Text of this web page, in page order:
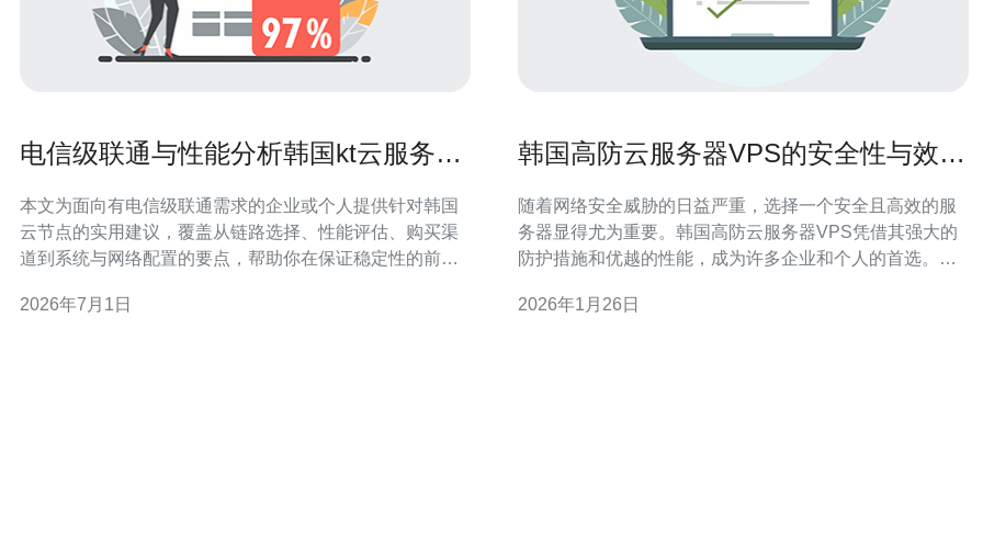
电信级联通与性能分析韩国kt云服务器
本文为面向有电信级联通需求的企业或个人提供针对韩国
云节点的实用建议，覆盖从链路选择、性能评估、购买渠
道到系统与网络配置的要点，帮助你在保证稳定性的前提
电信级联通的需求? 判断带宽与延迟需求应基于业务类
2026年7月1日
韩国高防云服务器VPS的安全性与效率
随着网络安全威胁的日益严重，选择一个安全且高效的服
务器显得尤为重要。韩国高防云服务器VPS凭借其强大的
防护措施和优越的性能，成为许多企业和个人的首选。本
为可靠的服务提供商。 安全性分析 在当今网络环境中，安
2026年1月26日